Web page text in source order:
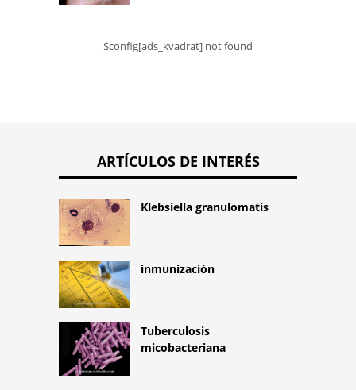
$config[ads_kvadrat] not found
ARTÍCULOS DE INTERÉS
Klebsiella granulomatis
inmunización
Tuberculosis
micobacteriana